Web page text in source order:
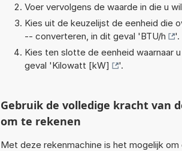
Voer vervolgens de waarde in die u
Kies uit de keuzelijst de eenheid die
-- converteren, in dit geval 'BTU/h
'.
Kies ten slotte de eenheid waarnaar
geval 'Kilowatt [kW] '.
Gebruik de volledige kracht van
om te rekenen
Met deze rekenmachine is het mogelijk